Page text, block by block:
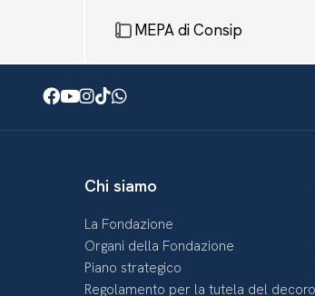
MEPA di Consip
Facebook
Youtube
Instagram
TikTok
WhatsApp
Chi siamo
La Fondazione
Organi della Fondazione
Piano strategico
Regolamento per la tutela del decoro